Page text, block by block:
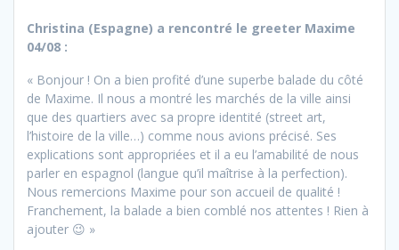
Christina (Espagne) a rencontré le greeter Maxime
04/08 :
« Bonjour ! On a bien profité d’une superbe balade du côté
de Maxime. Il nous a montré les marchés de la ville ainsi
que des quartiers avec sa propre identité (street art,
l’histoire de la ville…) comme nous avions précisé. Ses
explications sont appropriées et il a eu l’amabilité de nous
parler en espagnol (langue qu’il maîtrise à la perfection).
Nous remercions Maxime pour son accueil de qualité !
Franchement, la balade a bien comblé nos attentes ! Rien à
ajouter 😉 »